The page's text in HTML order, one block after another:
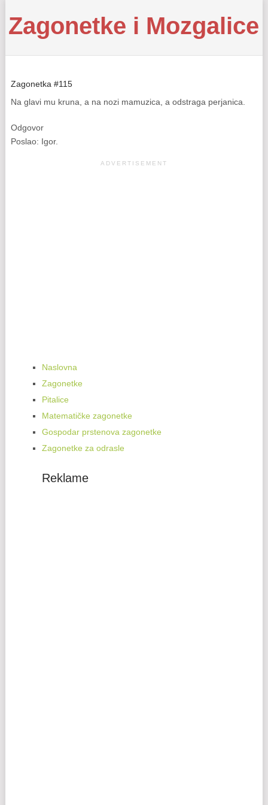
Zagonetke i Mozgalice
Zagonetka #115
Na glavi mu kruna, a na nozi mamuzica, a odstraga perjanica.
Odgovor
Poslao: Igor.
ADVERTISEMENT
Naslovna
Zagonetke
Pitalice
Matematičke zagonetke
Gospodar prstenova zagonetke
Zagonetke za odrasle
Reklame